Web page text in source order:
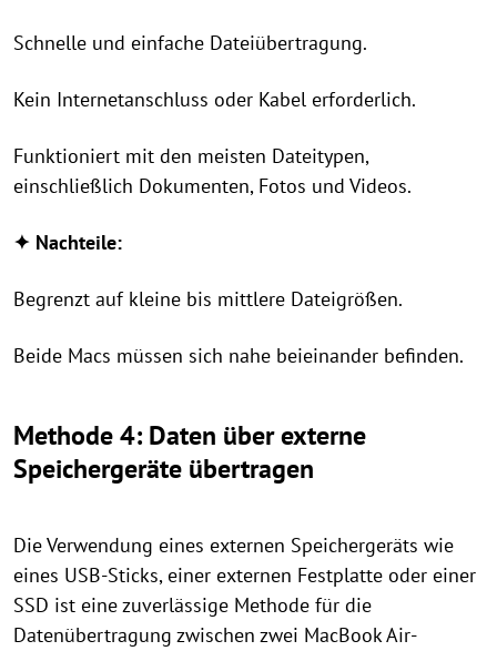
Schnelle und einfache Dateiübertragung.
Kein Internetanschluss oder Kabel erforderlich.
Funktioniert mit den meisten Dateitypen,
einschließlich Dokumenten, Fotos und Videos.
✦ Nachteile:
Begrenzt auf kleine bis mittlere Dateigrößen.
Beide Macs müssen sich nahe beieinander befinden.
Methode 4: Daten über externe
Speichergeräte übertragen
Die Verwendung eines externen Speichergeräts wie
eines USB-Sticks, einer externen Festplatte oder einer
SSD ist eine zuverlässige Methode für die
Datenübertragung zwischen zwei MacBook Air-